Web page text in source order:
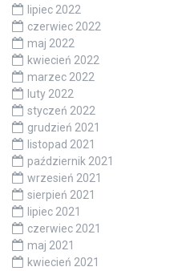
lipiec 2022
czerwiec 2022
maj 2022
kwiecień 2022
marzec 2022
luty 2022
styczeń 2022
grudzień 2021
listopad 2021
październik 2021
wrzesień 2021
sierpień 2021
lipiec 2021
czerwiec 2021
maj 2021
kwiecień 2021